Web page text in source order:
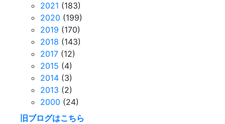
2021 (183)
2020 (199)
2019 (170)
2018 (143)
2017 (12)
2015 (4)
2014 (3)
2013 (2)
2000 (24)
旧ブログはこちら